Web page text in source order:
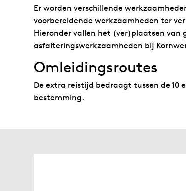
Er worden verschillende
voorbereidende werkzaamheden ter
Hieronder vallen het (ver)plaatsen van
asfalteringswerkzaamheden bij
Omleidingsroutes
De extra reistijd bedraagt tussen de
bestemming.